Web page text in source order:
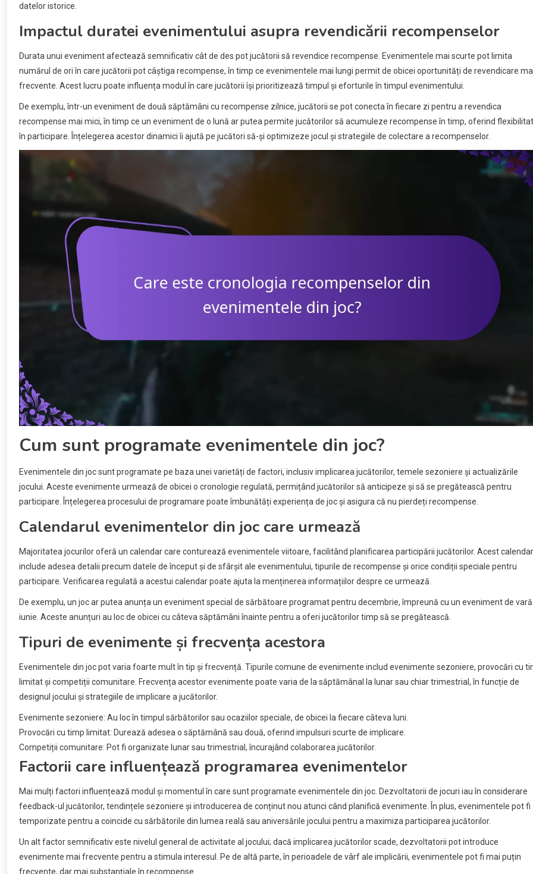
datelor istorice.
Impactul duratei evenimentului asupra revendicării recompenselor
Durata unui eveniment afectează semnificativ cât de des pot jucătorii să revendice recompense. Evenimentele mai scurte pot limita
numărul de ori în care jucătorii pot câștiga recompense, în timp ce evenimentele mai lungi permit de obicei oportunități de revendicare
frecvente. Acest lucru poate influența modul în care jucătorii își prioritizează timpul și eforturile în timpul evenimentului.
De exemplu, într-un eveniment de două săptămâni cu recompense zilnice, jucătorii se pot conecta în fiecare zi pentru a revendica
recompense mai mici, în timp ce un eveniment de o lună ar putea permite jucătorilor să acumuleze recompense în timp, oferind
în participare. Înțelegerea acestor dinamici îi ajută pe jucători să-și optimizeze jocul și strategiile de colectare a recompenselor.
Cum sunt programate evenimentele din joc?
Evenimentele din joc sunt programate pe baza unei varietăți de factori, inclusiv implicarea jucătorilor, temele sezoniere și actualizările
jocului. Aceste evenimente urmează de obicei o cronologie regulată, permițând jucătorilor să anticipeze și să se pregătească pentru
participare. Înțelegerea procesului de programare poate îmbunătăți experiența de joc și asigura că nu pierdeți recompense.
Calendarul evenimentelor din joc care urmează
Majoritatea jocurilor oferă un calendar care conturează evenimentele viitoare, facilitând planificarea participării jucătorilor. Acest calendar
include adesea detalii precum datele de început și de sfârșit ale evenimentului, tipurile de recompense și orice condiții speciale pentru
participare. Verificarea regulată a acestui calendar poate ajuta la menținerea informațiilor despre ce urmează.
De exemplu, un joc ar putea anunța un eveniment special de sărbătoare programat pentru decembrie, împreună cu un eveniment de
iunie. Aceste anunțuri au loc de obicei cu câteva săptămâni înainte pentru a oferi jucătorilor timp să se pregătească.
Tipuri de evenimente și frecvența acestora
Evenimentele din joc pot varia foarte mult în tip și frecvență. Tipurile comune de evenimente includ evenimente sezoniere, provocări cu
limitat și competiții comunitare. Frecvența acestor evenimente poate varia de la săptămânal la lunar sau chiar trimestrial, în funcție de
designul jocului și strategiile de implicare a jucătorilor.
Evenimente sezoniere: Au loc în timpul sărbătorilor sau ocaziilor speciale, de obicei la fiecare câteva luni.
Provocări cu timp limitat: Durează adesea o săptămână sau două, oferind impulsuri scurte de implicare.
Competiții comunitare: Pot fi organizate lunar sau trimestrial, încurajând colaborarea jucătorilor.
Factorii care influențează programarea evenimentelor
Mai mulți factori influențează modul și momentul în care sunt programate evenimentele din joc. Dezvoltatorii de jocuri iau în considerare
feedback-ul jucătorilor, tendințele sezoniere și introducerea de conținut nou atunci când planifică evenimente. În plus, evenimentele pot fi
temporizate pentru a coincide cu sărbătorile din lumea reală sau aniversările jocului pentru a maximiza participarea jucătorilor.
Un alt factor semnificativ este nivelul general de activitate al jocului; dacă implicarea jucătorilor scade, dezvoltatorii pot introduce
evenimente mai frecvente pentru a stimula interesul. Pe de altă parte, în perioadele de vârf ale implicării, evenimentele pot fi mai puțin
frecvente, dar mai substanțiale în recompense.